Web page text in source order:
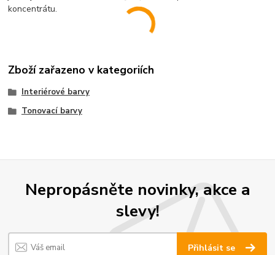
koncentrátu.
Zboží zařazeno v kategoriích
Interiérové barvy
Tonovací barvy
Nepropásněte novinky, akce a
slevy!
Přihlásit se